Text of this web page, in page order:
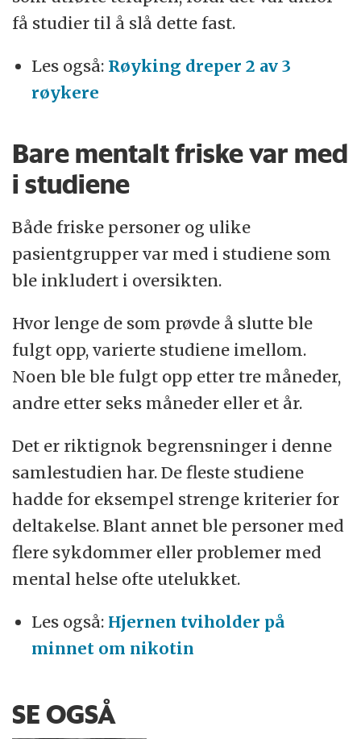
få studier til å slå dette fast.
Les også: Røyking dreper 2 av 3
røykere
Bare mentalt friske var med
i studiene
Både friske personer og ulike
pasientgrupper var med i studiene som
ble inkludert i oversikten.
Hvor lenge de som prøvde å slutte ble
fulgt opp, varierte studiene imellom.
Noen ble ble fulgt opp etter tre måneder,
andre etter seks måneder eller et år.
Det er riktignok begrensninger i denne
samlestudien har. De fleste studiene
hadde for eksempel strenge kriterier for
deltakelse. Blant annet ble personer med
flere sykdommer eller problemer med
mental helse ofte utelukket.
Les også: Hjernen tviholder på
minnet om nikotin
SE OGSÅ